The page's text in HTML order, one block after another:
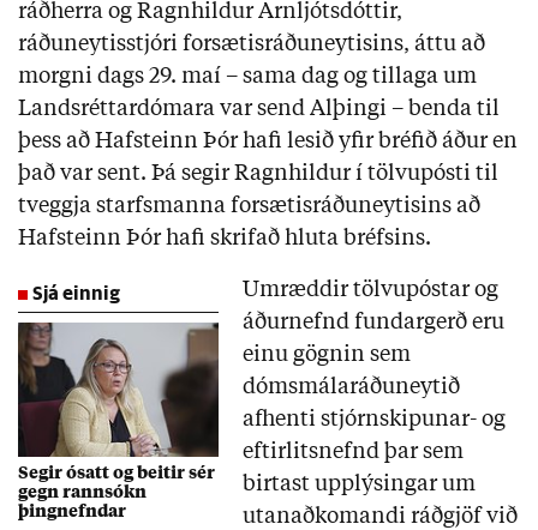
ráðherra og Ragnhildur Arnljótsdóttir,
ráðuneytisstjóri forsætisráðuneytisins, áttu að
morgni dags 29. maí – sama dag og tillaga um
Landsréttardómara var send Alþingi – benda til
þess að Hafsteinn Þór hafi lesið yfir bréfið áður en
það var sent. Þá segir Ragnhildur í tölvupósti til
tveggja starfsmanna forsætisráðuneytisins að
Hafsteinn Þór hafi skrifað hluta bréfsins.
Sjá einnig
Segir ósatt og beitir sér
gegn rannsókn
þingnefndar
Umræddir tölvupóstar og
áðurnefnd fundargerð eru
einu gögnin sem
dómsmálaráðuneytið
afhenti stjórnskipunar- og
eftirlitsnefnd þar sem
birtast upplýsingar um
utanaðkomandi ráðgjöf við